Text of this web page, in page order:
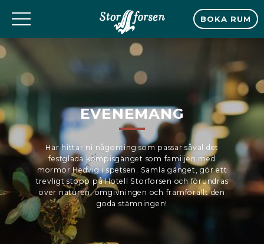
BOKA RUM
EVENEMANG
Här hittar ni någonting som passar såväl det
festglada kompisgänget som familjen med
mormor Hedvig i spetsen. Samla gänget, gör ett
trevligt stopp på Hotell Storforsen och förundras
över naturen, omgivningen och framförallt den
goda stämningen!